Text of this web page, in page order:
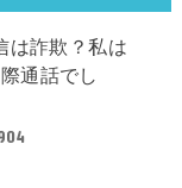
は詐欺？私は
通話でし